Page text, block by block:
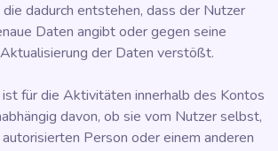
die dadurch entstehen, dass der Nutzer
Daten angibt oder gegen seine
der Daten verstößt.
für die Aktivitäten innerhalb des Kontos
davon, ob sie vom Nutzer selbst,
Person oder einem anderen